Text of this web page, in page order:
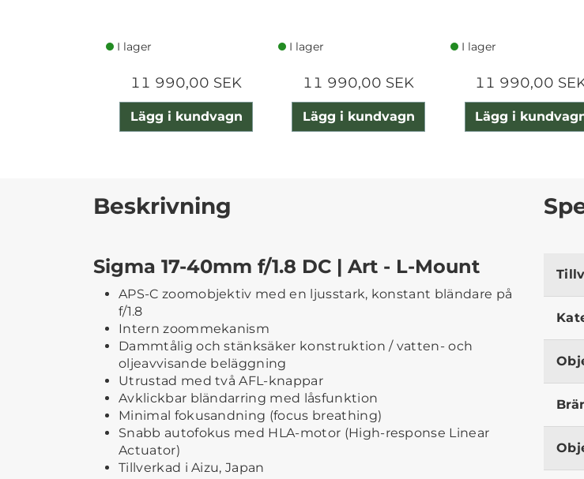
I lager
11 990,00 SEK
Lägg i kundvagn
I lager
11 990,00 SEK
Lägg i kundvagn
I lager
11 990,00
Lägg i
Beskrivning
Sigma 17-40mm f/1.8 DC | Art - L-Mount
APS-C zoomobjektiv med en ljusstark, konstant bländare på
f/1.8
Intern zoommekanism
Dammtålig och stänksäker konstruktion / vatten- och
oljeavvisande beläggning
Utrustad med två AFL-knappar
Avklickbar bländarring med låsfunktion
Minimal fokusandning (focus breathing)
Snabb autofokus med HLA-motor (High-response Linear
Actuator)
Tillverkad i Aizu, Japan